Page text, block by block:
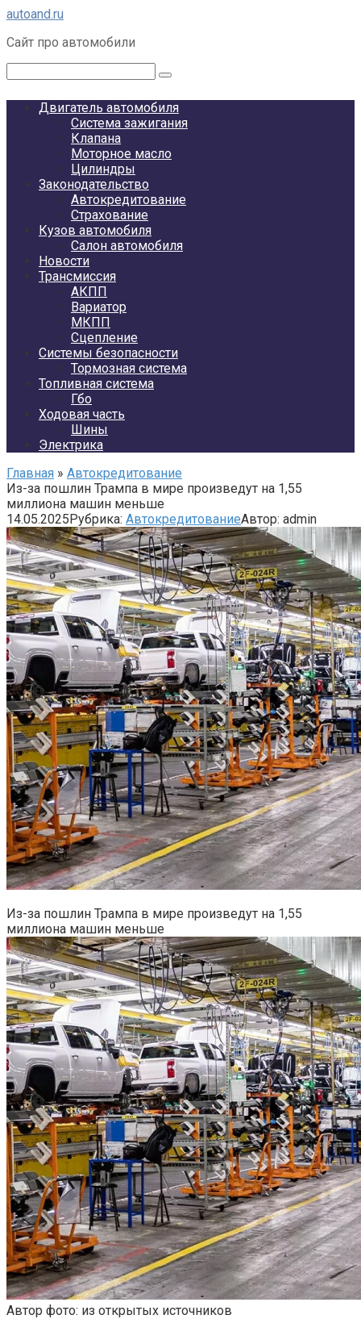
Перейти
контенту
autoand.ru
Сайт про автомобили
Двигатель автомобиля
Система зажигания
Клапана
Моторное масло
Цилиндры
Законодательство
Автокредитование
Страхование
Кузов автомобиля
Салон автомобиля
Новости
Трансмиссия
АКПП
Вариатор
МКПП
Сцепление
Системы безопасности
Тормозная система
Топливная система
Гбо
Ходовая часть
Шины
Электрика
Главная » Автокредитование
Из-за пошлин Трампа в мире произведут на 1,55
миллиона машин меньше
14.05.2025Рубрика: АвтокредитованиеАвтор: admin
Из-за пошлин Трампа в мире произведут на 1,55
миллиона машин меньше
Автор фото: из открытых источников